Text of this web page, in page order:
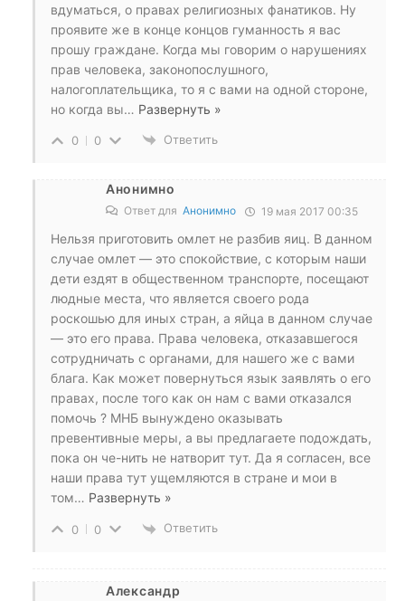
вдуматься, о правах религиозных фанатиков. Ну
проявите же в конце концов гуманность я вас
прошу граждане. Когда мы говорим о нарушениях
прав человека, законопослушного,
налогоплательщика, то я с вами на одной стороне,
но когда вы… Развернуть »
0 0 Ответить
Анонимно
Ответ для Анонимно 19 мая 2017 00:35
Нельзя приготовить омлет не разбив яиц. В данном
случае омлет — это спокойствие, с которым наши
дети ездят в общественном транспорте, посещают
людные места, что является своего рода
роскошью для иных стран, а яйца в данном случае
— это его права. Права человека, отказавшегося
сотрудничать с органами, для нашего же с вами
блага. Как может повернуться язык заявлять о его
правах, после того как он нам с вами отказался
помочь ? МНБ вынуждено оказывать
превентивные меры, а вы предлагаете подождать,
пока он че-нить не натворит тут. Да я согласен, все
наши права тут ущемляются в стране и мои в
том… Развернуть »
0 0 Ответить
Александр